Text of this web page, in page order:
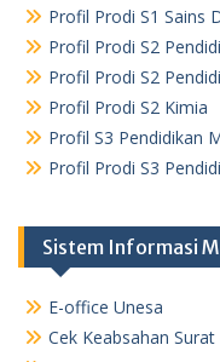
Profil Prodi S1 Sains
Profil Prodi S2
Profil Prodi S2
Profil Prodi S2 Kimia
Profil S3 Pendidikan
Profil Prodi S3
Sistem Informasi
E-office Unesa
Cek Keabsahan